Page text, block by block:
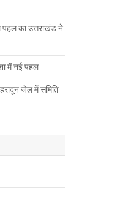
का उत्तराखंड ने
में नई पहल
जेल में समिति